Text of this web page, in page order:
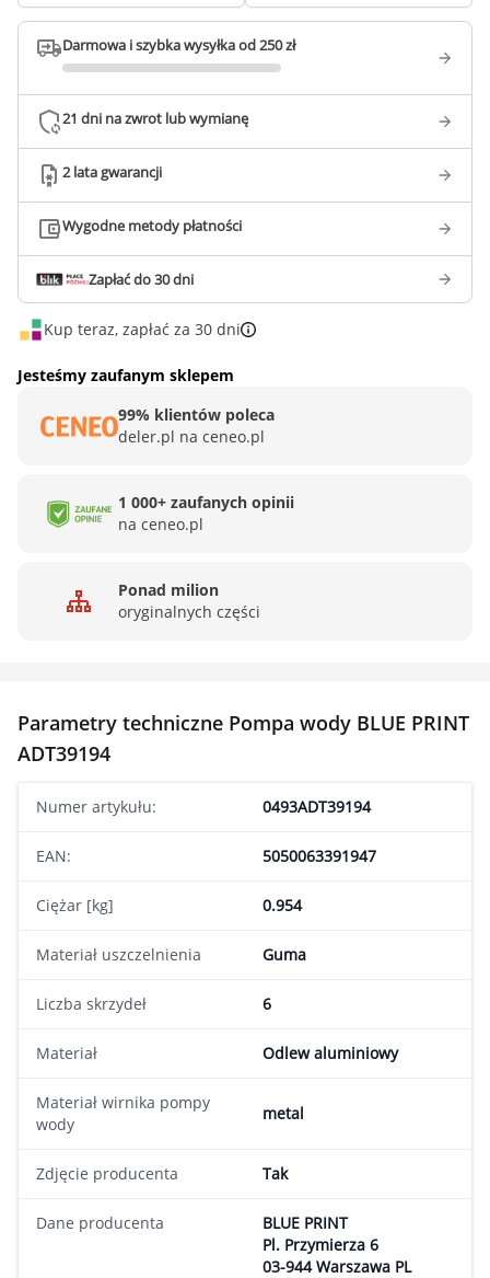
Darmowa i szybka wysyłka od 250 zł
21 dni na zwrot lub wymianę
2 lata gwarancji
Wygodne metody płatności
Zapłać do 30 dni
Kup teraz, zapłać za 30 dni
Jesteśmy zaufanym sklepem
99% klientów poleca
deler.pl na ceneo.pl
1 000+ zaufanych opinii
na ceneo.pl
Ponad milion
oryginalnych części
Parametry techniczne Pompa wody BLUE PRINT
ADT39194
Numer artykułu: 0493ADT39194
EAN: 5050063391947
Ciężar [kg] 0.954
Materiał uszczelnienia Guma
Liczba skrzydeł 6
Materiał Odlew aluminiowy
Materiał wirnika pompy
wody
metal
Zdjęcie producenta Tak
Dane producenta
BLUE PRINT
Pl. Przymierza 6
03-944 Warszawa PL